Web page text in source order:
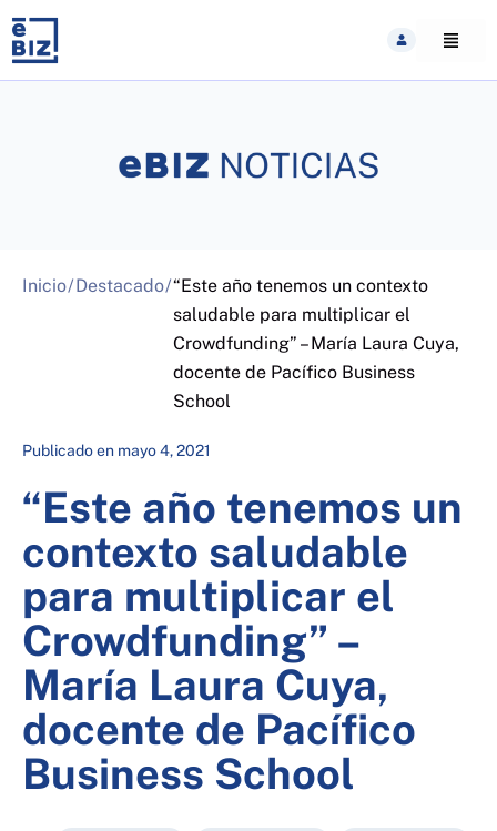
content
Inicio/Destacado/“Este año tenemos un contexto
saludable para multiplicar el
Crowdfunding” – María Laura Cuya,
docente de Pacífico Business
School
Publicado en mayo 4, 2021
“Este año tenemos un
contexto saludable
para multiplicar el
Crowdfunding” –
María Laura Cuya,
docente de Pacífico
Business School